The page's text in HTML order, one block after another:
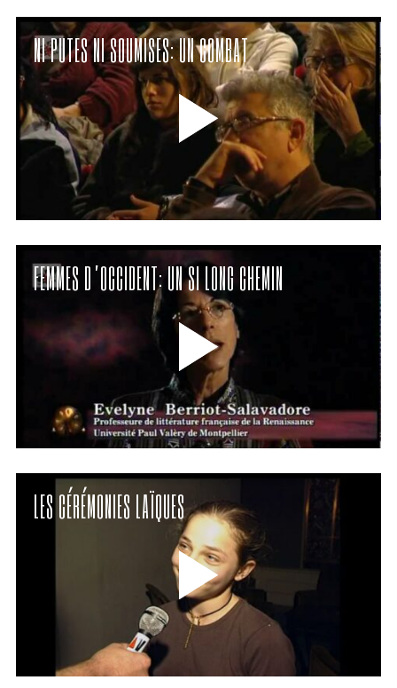
NI PUTES NI SOUMISES: UN COMBAT
FEMMES D’OCCIDENT: UN SI LONG CHEMIN
LES CÉRÉMONIES LAÏQUES